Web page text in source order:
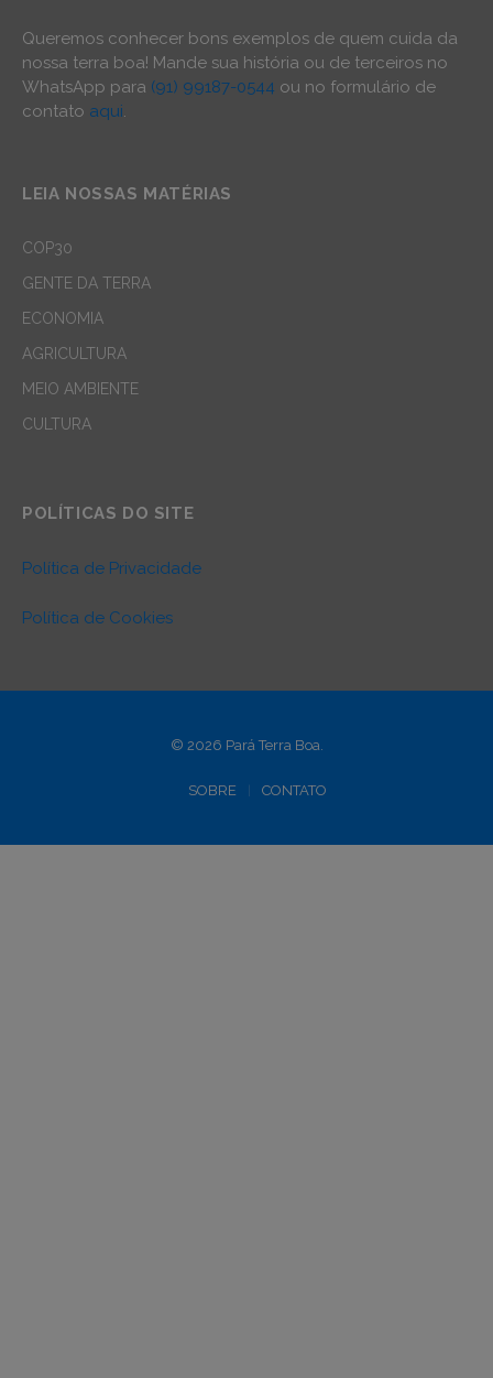
Queremos conhecer bons exemplos de quem cuida da
nossa terra boa! Mande sua história ou de terceiros no
WhatsApp para (91) 99187-0544 ou no formulário de
contato aqui.
LEIA NOSSAS MATÉRIAS
COP30
GENTE DA TERRA
ECONOMIA
AGRICULTURA
MEIO AMBIENTE
CULTURA
POLÍTICAS DO SITE
Política de Privacidade
Política de Cookies
© 2026 Pará Terra Boa.
SOBRE CONTATO